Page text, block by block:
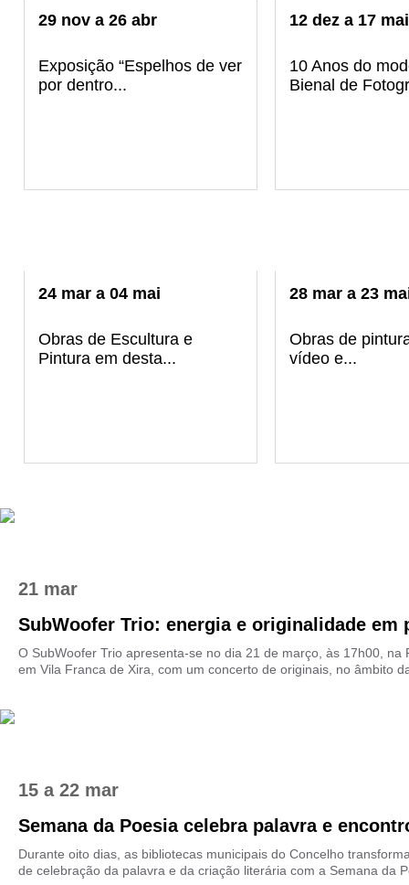
29 nov a 26 abr
Exposição “Espelhos de ver
por dentro...
12 dez a 17 mai
10 Anos do
Bienal de
24 mar a 04 mai
Obras de Escultura e
Pintura em desta...
28 mar a 23
Obras de
vídeo e...
21 mar
SubWoofer Trio: energia e originalidade em
O SubWoofer Trio apresenta-se no dia 21 de março, às 17h00, na
em Vila Franca de Xira, com um concerto de originais, no âmbito
15 a22 mar
Semana da Poesia celebra palavra e
Durante oito dias, as bibliotecas municipais do Concelho
de celebração da palavra e da criação literária com a Semana da